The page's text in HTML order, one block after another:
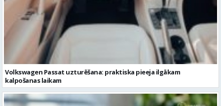
Volkswagen Passat uzturēšana: praktiska pieeja ilgākam
kalpošanas laikam